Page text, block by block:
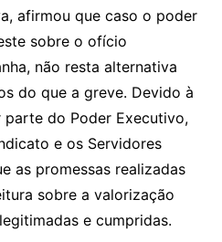
afirmou que caso o poder
sobre o ofício
não resta alternativa
do que a greve. Devido à
do Poder Executivo,
e os Servidores
as promessas realizadas
sobre a valorização
e cumpridas.